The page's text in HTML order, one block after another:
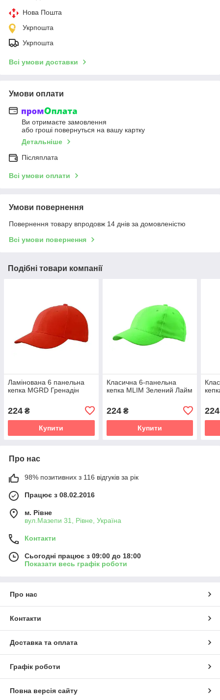
Нова Пошта
Укрпошта
Укрпошта
Всі умови доставки
Умови оплати
Ви отримаєте замовлення
або гроші повернуться на вашу картку
Детальніше
Післяплата
Всі умови оплати
Умови повернення
Повернення товару впродовж 14 днів за домовленістю
Всі умови повернення
Подібні товари компанії
Ламінована 6 панельна
кепка MGRD Гренадін
224 ₴
Купити
Класична 6-панельна
кепка MLIM Зелений Лайм
224₴
Купити
224
Про нас
98% позитивних з 116 відгуків за рік
Працює з 08.02.2016
м. Рівне
вул.Мазепи 31, Рівне, Україна
Контакти
Сьогодні працює з 09:00 до 18:00
Показати весь графік роботи
Про нас
Контакти
Доставка та оплата
Графік роботи
Повна версія сайту